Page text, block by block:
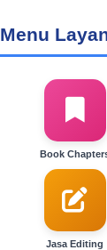
Menu
Book
Jasa Editing